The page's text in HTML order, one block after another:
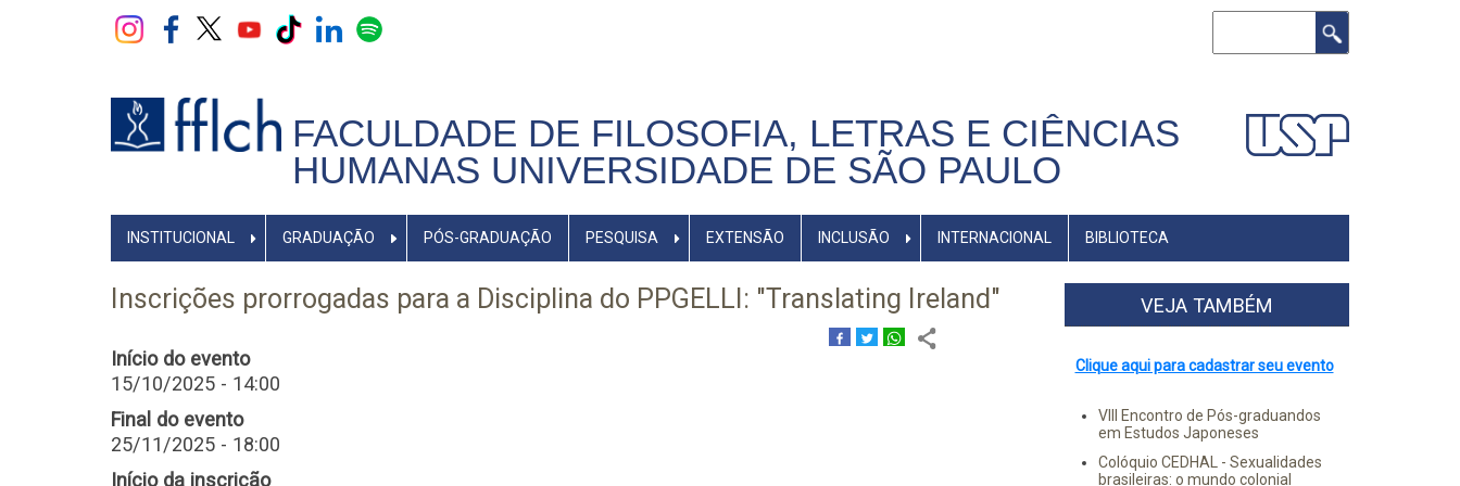
FACULDADE DE FILOSOFIA, LETRAS E CIÊNCIAS
HUMANAS UNIVERSIDADE DE SÃO PAULO
NAVEGADOR
PRINCIPAL
INSTITUCIONAL GRADUAÇÃO PÓS-GRADUAÇÃO PESQUISA EXTENSÃO INCLUSÃO INTERNACIONAL BIBLIOTECA
Inscrições prorrogadas para a Disciplina do PPGELLI: "Translating Ireland"
Início do evento
15/10/2025 - 14:00
Final do evento
25/11/2025 - 18:00
Início da inscrição
VEJA TAMBÉM
Clique aqui para cadastrar seu evento
VIII Encontro de Pós-graduandos
em Estudos Japoneses
Colóquio CEDHAL - Sexualidades
brasileiras: o mundo colonial